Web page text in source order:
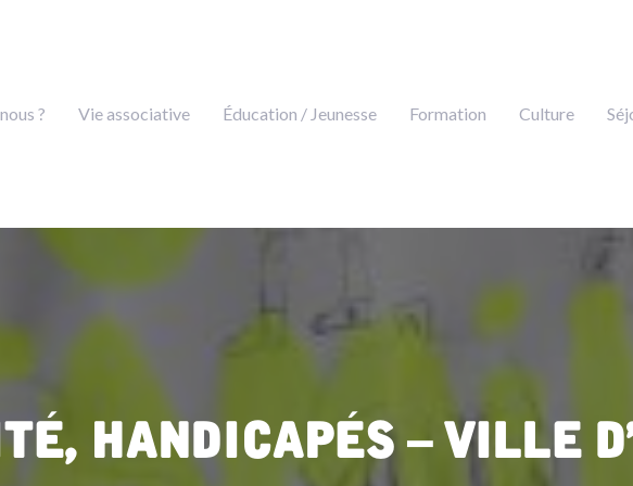
? Vie associative Éducation / Jeunesse Formation Culture
handicapés – Ville